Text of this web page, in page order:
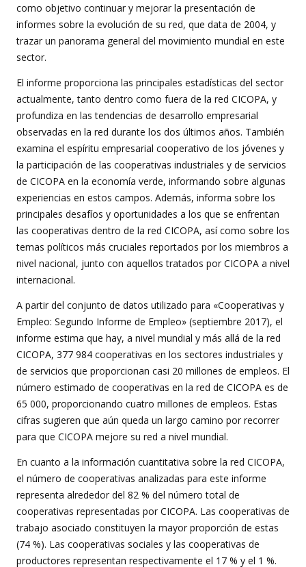
como objetivo continuar y mejorar la presentación de
informes sobre la evolución de su red, que data de 2004, y
trazar un panorama general del movimiento mundial en este
sector.
El informe proporciona las principales estadísticas del sector
actualmente, tanto dentro como fuera de la red CICOPA, y
profundiza en las tendencias de desarrollo empresarial
observadas en la red durante los dos últimos años. También
examina el espíritu empresarial cooperativo de los jóvenes y
la participación de las cooperativas industriales y de servicios
de CICOPA en la economía verde, informando sobre algunas
experiencias en estos campos. Además, informa sobre los
principales desafíos y oportunidades a los que se enfrentan
las cooperativas dentro de la red CICOPA, así como sobre los
temas políticos más cruciales reportados por los miembros a
nivel nacional, junto con aquellos tratados por CICOPA a nivel
internacional.
A partir del conjunto de datos utilizado para «Cooperativas y
Empleo: Segundo Informe de Empleo» (septiembre 2017), el
informe estima que hay, a nivel mundial y más allá de la red
CICOPA, 377 984 cooperativas en los sectores industriales y
de servicios que proporcionan casi 20 millones de empleos. El
número estimado de cooperativas en la red de CICOPA es de
65 000, proporcionando cuatro millones de empleos. Estas
cifras sugieren que aún queda un largo camino por recorrer
para que CICOPA mejore su red a nivel mundial.
En cuanto a la información cuantitativa sobre la red CICOPA,
el número de cooperativas analizadas para este informe
representa alrededor del 82 % del número total de
cooperativas representadas por CICOPA. Las cooperativas de
trabajo asociado constituyen la mayor proporción de estas
(74 %). Las cooperativas sociales y las cooperativas de
productores representan respectivamente el 17 % y el 1 %.